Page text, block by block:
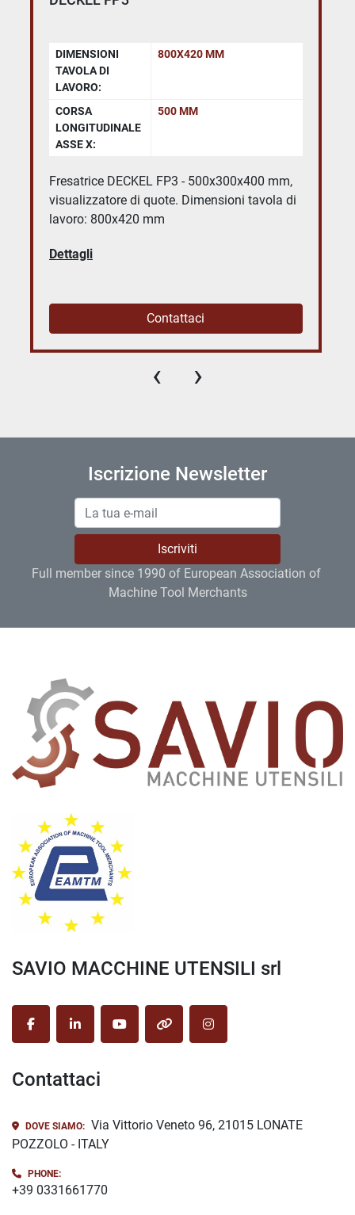
DIMENSIONI
TAVOLA DI
LAVORO:
800X420 MM
CORSA
LONGITUDINALE
ASSE X:
500 MM
Fresatrice DECKEL FP3 - 500x300x400 mm,
visualizzatore di quote. Dimensioni tavola di
lavoro: 800x420 mm
Dettagli
Contattaci
‹ ›
Iscrizione Newsletter
Iscriviti
Full member since 1990 of European Association of
Machine Tool Merchants
SAVIO MACCHINE UTENSILI srl
facebooklinkedinyoutubeother instagram
Contattaci
DOVE SIAMO: Via Vittorio Veneto 96, 21015 LONATE
POZZOLO - ITALY
PHONE:
+39 0331661770